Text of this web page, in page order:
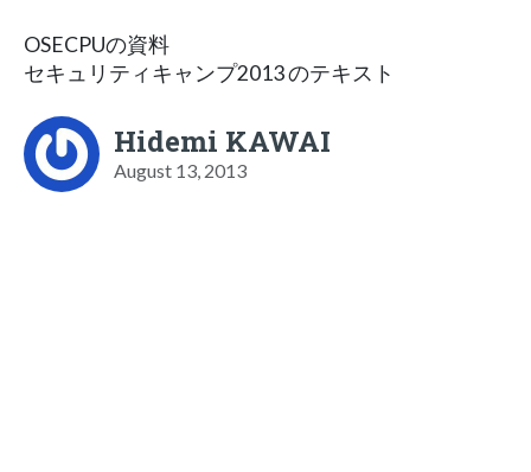
OSECPUの資料
セキュリティキャンプ2013 のテキスト
Hidemi KAWAI
August 13, 2013